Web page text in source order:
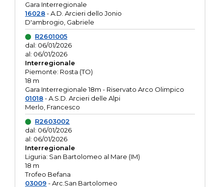
Gara Interregionale
16028- A.D. Arcieri dello Jonio
D'ambrogio, Gabriele
R2601005
dal: 06/01/2026
al: 06/01/2026
Interregionale
Piemonte: Rosta (TO)
18 m
Gara Interregionale 18m - Riservato Arco Olimpico
01018- A.S.D. Arcieri delle Alpi
Merlo, Francesco
R2603002
dal: 06/01/2026
al: 06/01/2026
Interregionale
Liguria: San Bartolomeo al Mare (IM)
18 m
Trofeo Befana
03009 - Arc.San Bartolomeo